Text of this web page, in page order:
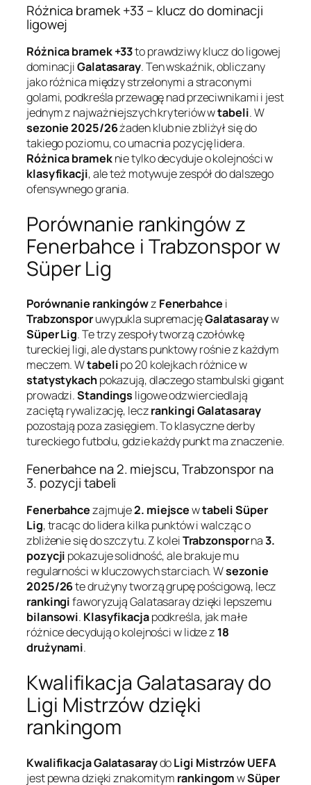
Różnica bramek +33 – klucz do dominacji
ligowej
Różnica bramek +33to prawdziwy klucz do ligowej
dominacjiGalatasaray. Ten wskaźnik, obliczany
jako różnica między strzelonymi a straconymi
golami, podkreśla przewagę nad przeciwnikami i jest
jednym z najważniejszych kryteriów wtabeli. W
sezonie 2025/26żaden klub nie zbliżył się do
takiego poziomu, co umacnia pozycję lidera.
Różnica brameknie tylko decyduje o kolejności w
klasyfikacji, ale też motywuje zespół do dalszego
ofensywnego grania.
Porównanie rankingów z
Fenerbahce i Trabzonspor w
Süper Lig
Porównanie rankingówz Fenerbahce i
Trabzonsporuwypukla supremacjęGalatasarayw
Süper Lig. Te trzy zespoły tworzą czołówkę
tureckiej ligi, ale dystans punktowy rośnie z każdym
meczem. Wtabelipo 20 kolejkach różnice w
statystykachpokazują, dlaczego stambulski gigant
prowadzi.Standings ligowe odzwierciedlają
zaciętą rywalizację, leczrankingi Galatasaray
pozostają poza zasięgiem. To klasyczne derby
tureckiego futbolu, gdzie każdy punkt ma znaczenie.
Fenerbahce na 2. miejscu, Trabzonspor na
3. pozycji tabeli
Fenerbahcezajmuje2. miejscewtabeli Süper
Lig, tracąc do lidera kilka punktów i walcząc o
zbliżenie się do szczytu. Z koleiTrabzonsporna3.
pozycji pokazuje solidność, ale brakuje mu
regularności w kluczowych starciach. Wsezonie
2025/26te drużyny tworzą grupę pościgową, lecz
rankingifaworyzują Galatasaray dzięki lepszemu
bilansowi. Klasyfikacjapodkreśla, jak małe
różnice decydują o kolejności w lidze z 18
drużynami.
Kwalifikacja Galatasaray do
Ligi Mistrzów dzięki
rankingom
Kwalifikacja GalatasaraydoLigi Mistrzów UEFA
jest pewna dzięki znakomitym rankingomwSüper